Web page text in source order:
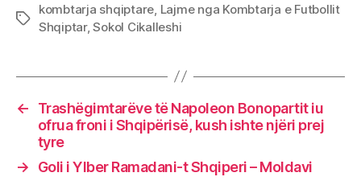
Tags
kombtarja shqiptare Lajme nga Kombtarja e Futbollit
Shqiptar,Sokol Cikalleshi
←
Trashëgimtarëve të Napoleon Bonopartit iu
ofrua froni i Shqipërisë, kush ishte njëri prej
tyre
→
Goli i Ylber Ramadani-t Shqiperi – Moldavi